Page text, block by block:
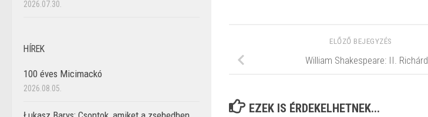
ELŐZŐ BEJEGYZÉS
William Shakespeare: II. Richárd
EZEK IS ÉRDEKELHETNEK...
2026.07.30.
HÍREK
100 éves Micimackó
2026.08.05.